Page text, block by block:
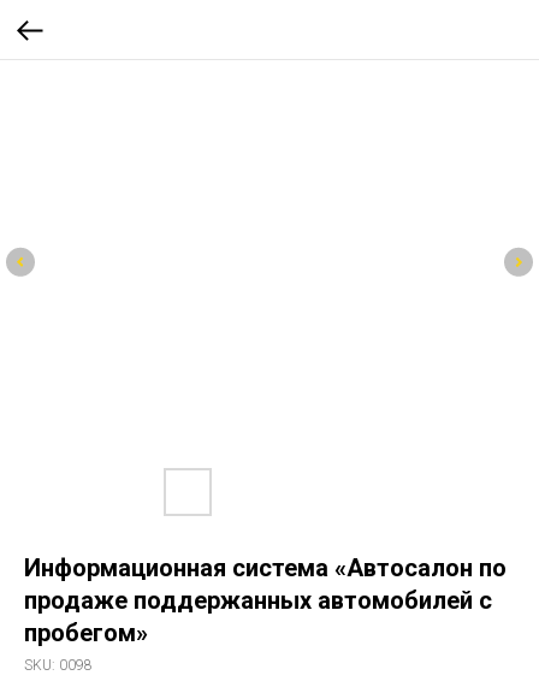
Информационная система «Автосалон по
продаже поддержанных автомобилей с
пробегом»
SKU: 0098